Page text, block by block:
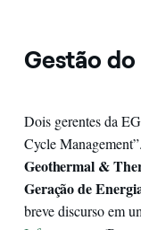
Gestão
Dois gerentes da
Cycle Management”.
Geothermal &
Geração de
breve discurso em